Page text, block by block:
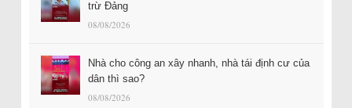
trừ Đảng
08/08/2026
Nhà cho công an xây nhanh, nhà tái định cư của
dân thì sao?
08/08/2026